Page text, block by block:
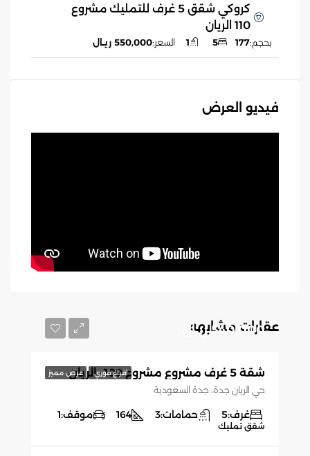
كروكي شقق 5 غرف للتمليك مشروع
110 الريان
بحجم:177
5
1 السعر:550,000 ريـال
فيديو العرض
عقارات مشابهه
افراغ فوري عرض مميز
540,000 ريـال
شقة 5 غرف مشروع مشروع 109- الريان
حي الريان جدة، جدة السعودية
غرف:5 حمامات:3
164 موقف:1
شقق تمليك